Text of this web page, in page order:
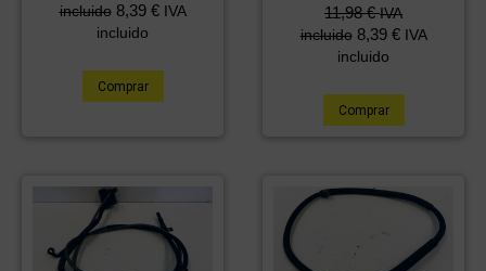
incluido 8,39 € IVA
incluido
Comprar
11,98€ IVA
incluido 8,39 € IVA
incluido
Comprar